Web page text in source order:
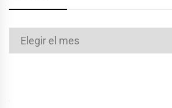
Archivos